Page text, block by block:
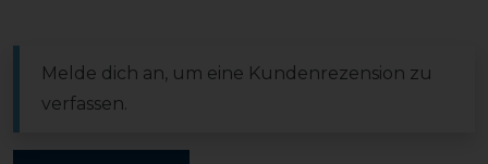
Melde dich an, um eine Kundenrezension zu
verfassen.